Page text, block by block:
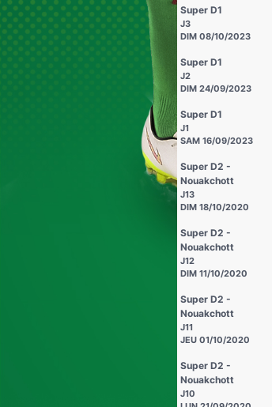
Super D1
J3
DIM 08/10/2023
Super D1
J2
DIM 24/09/2023
Super D1
J1
SAM 16/09/2023
Super D2 -
Nouakchott
J13
DIM 18/10/2020
Super D2 -
Nouakchott
J12
DIM 11/10/2020
Super D2 -
Nouakchott
J11
JEU 01/10/2020
Super D2 -
Nouakchott
J10